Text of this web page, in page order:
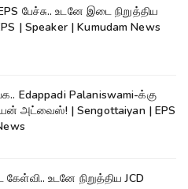
பேச்சு.. உடனே இடை நிறுத்திய
| Speaker | Kumudam News
Edappadi Palaniswami-க்கு
அட்வைஸ்! | Sengottaiyan | EPS
கேள்வி.. உடனே நிறுத்திய JCD